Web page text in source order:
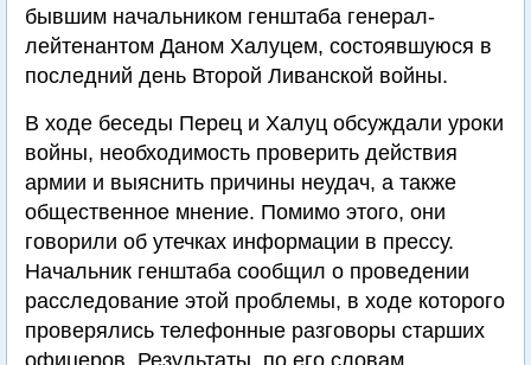
бывшим начальником генштаба генерал-
лейтенантом Даном Халуцем, состоявшуюся в
последний день Второй Ливанской войны.
В ходе беседы Перец и Халуц обсуждали уроки
войны, необходимость проверить действия
армии и выяснить причины неудач, а также
общественное мнение. Помимо этого, они
говорили об утечках информации в прессу.
Начальник генштаба сообщил о проведении
расследование этой проблемы, в ходе которого
проверялись телефонные разговоры старших
офицеров. Результаты, по его словам,